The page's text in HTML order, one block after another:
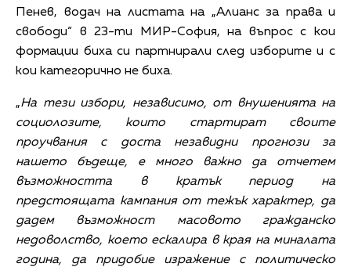
Пенев, водач на листата на „Алианс за права и
свободи“ в 23-ти МИР-София, на въпрос с кои
формации биха си партнирали след изборите и с
кои категорично не биха.
„На тези избори, независимо, от внушенията на
социолозите, които стартират своите
проучвания с доста незавидни прогнози за
нашето бъдеще, е много важно да отчетем
възможността в кратък период на
предстоящата кампания от тежък характер, да
дадем възможност масовото гражданско
недоволство, което ескалира в края на миналата
година, да придобие изражение с политическо